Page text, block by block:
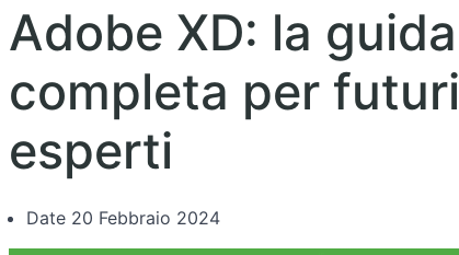
Adobe XD: la guida
completa per futuri
esperti
Date 20 Febbraio 2024